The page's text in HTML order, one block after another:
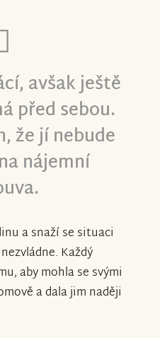
avšak ještě
před sebou.
že jí nebude
nájemní
a snaží se situaci
Každý
aby mohla se svými
a dala jim naději